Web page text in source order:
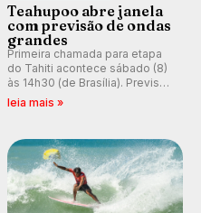
Teahupoo abre janela
com previsão de ondas
grandes
Primeira chamada para etapa
do Tahiti acontece sábado (8)
às 14h30 (de Brasília). Previsão
indica swell consistente.
Medina embarca para evento e
Kelly Slater convidado.
leia mais »